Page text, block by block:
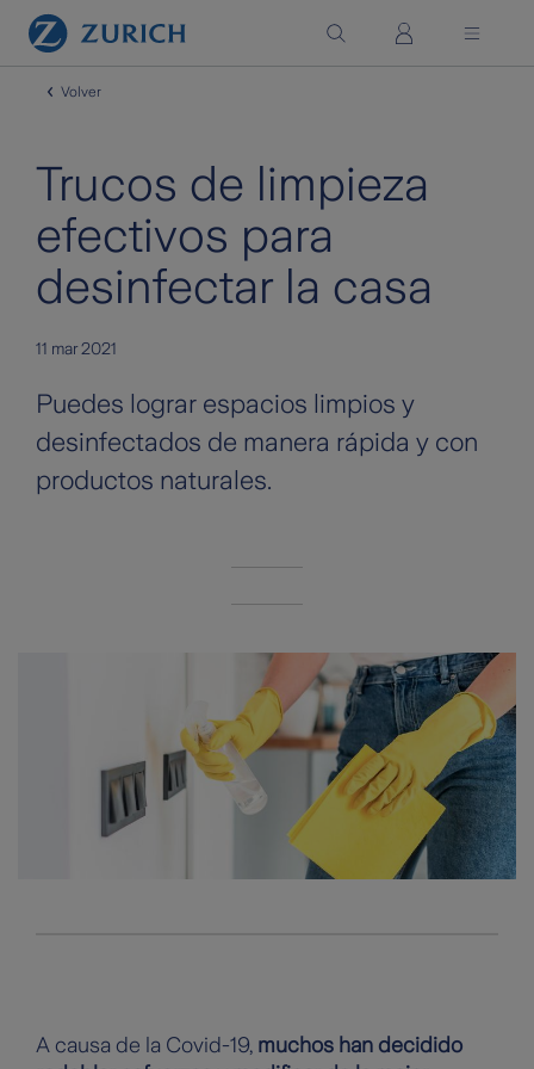
Saltar al contenido principal
Volver
Trucos de limpieza
efectivos para
desinfectar la casa
11 mar 2021
Puedes lograr espacios limpios y
desinfectados de manera rápida y con
productos naturales.
A causa de la Covid-19, muchos han decidido